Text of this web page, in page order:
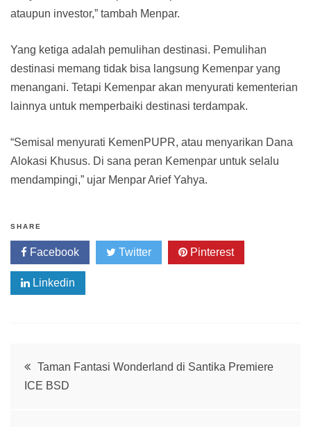
ataupun investor,” tambah Menpar.
Yang ketiga adalah pemulihan destinasi. Pemulihan
destinasi memang tidak bisa langsung Kemenpar yang
menangani. Tetapi Kemenpar akan menyurati kementerian
lainnya untuk memperbaiki destinasi terdampak.
“Semisal menyurati KemenPUPR, atau menyarikan Dana
Alokasi Khusus. Di sana peran Kemenpar untuk selalu
mendampingi,” ujar Menpar Arief Yahya.
SHARE
Facebook Twitter Pinterest
Linkedin
Post
Taman Fantasi Wonderland di Santika Premiere
ICE BSD